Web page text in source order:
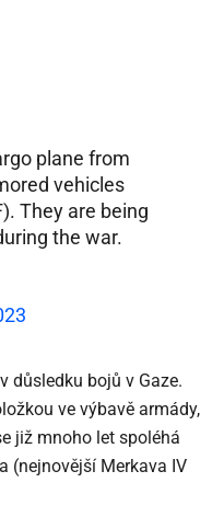
plane from
vehicles
They are being
the war.
důsledku bojů v Gaze.
ve výbavě armády,
již mnoho let spoléhá
(nejnovější Merkava IV